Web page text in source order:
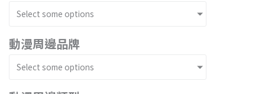
Select some options
動漫周邊品牌
Select some options